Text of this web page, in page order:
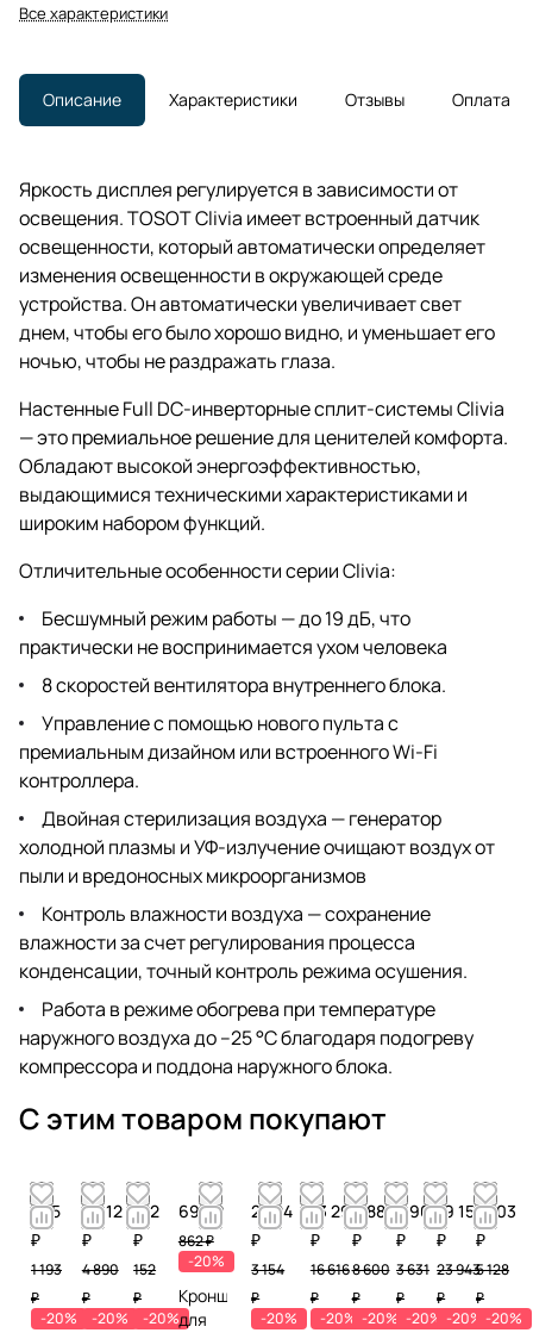
Все характеристики
Описание Характеристики Отзывы Оплата
Яркость дисплея регулируется в зависимости от
освещения. TOSOT Clivia имеет встроенный датчик
освещенности, который автоматически определяет
изменения освещенности в окружающей среде
устройства. Он автоматически увеличивает свет
днем, чтобы его было хорошо видно, и уменьшает его
ночью, чтобы не раздражать глаза.
Настенные Full DC-инверторные сплит-системы Clivia
— это премиальное решение для ценителей комфорта.
Обладают высокой энергоэффективностью,
выдающимися техническими характеристиками и
широким набором функций.
Отличительные особенности серии Clivia:
Бесшумный режим работы — до 19 дБ, что
практически не воспринимается ухом человека
8 скоростей вентилятора внутреннего блока.
Управление с помощью нового пульта с
премиальным дизайном или встроенного Wi-Fi
контроллера.
Двойная стерилизация воздуха — генератор
холодной плазмы и УФ-излучение очищают воздух от
пыли и вредоносных микроорганизмов
Контроль влажности воздуха — сохранение
влажности за счет регулирования процесса
конденсации, точный контроль режима осушения.
Работа в режиме обогрева при температуре
наружного воздуха до –25 °С благодаря подогреву
компрессора и поддона наружного блока.
С этим товаром покупают
955
₽
1 193
₽
-20%
3 912
₽
4 890
₽
-20%
122
₽
152
₽
-20%
690 ₽
862 ₽
-20%
Кронштейн
для
2 524
₽
3 154
₽
-20%
13 293
₽
16 616
₽
-20%
6 880
₽
8 600
₽
-20%
2 905
₽
3 631
₽
-20%
19 155
₽
23 943
₽
-20%
4 103
₽
5 128
₽
-20%